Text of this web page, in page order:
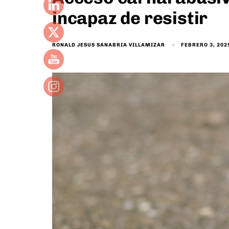
incapaz de resistir
RONALD JESUS SANABRIA VILLAMIZAR FEBRERO 3,